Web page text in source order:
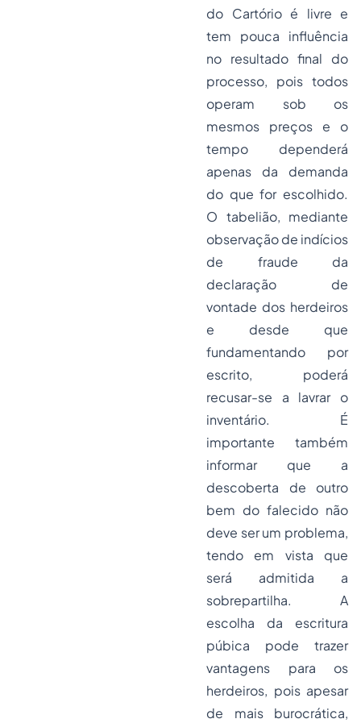
do Cartório é livre e
tem pouca influência
no resultado final do
processo, pois todos
operam sob os
mesmos preços e o
tempo dependerá
apenas da demanda
do que for escolhido.
O tabelião, mediante
observação de indícios
de fraude da
declaração de
vontade dos herdeiros
e desde que
fundamentando por
escrito, poderá
recusar-se a lavrar o
inventário. É
importante também
informar que a
descoberta de outro
bem do falecido não
deve ser um problema,
tendo em vista que
será admitida a
sobrepartilha. A
escolha da escritura
púbica pode trazer
vantagens para os
herdeiros, pois apesar
de mais burocrática,